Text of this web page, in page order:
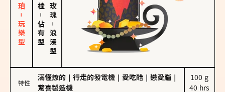
－
佔有型 －
浪漫型
特性
滿懂撩的 行走的發電機 愛吃醋 戀愛腦
驚喜製造機
100 g
40 hrs